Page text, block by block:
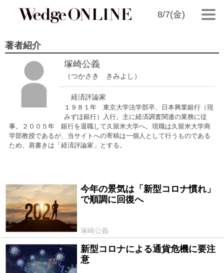
8/7(金)
著者紹介
塚崎公義
（つかさき きみよし）
経済評論家
１９８１年 東京大学法学部卒、日本興業銀行（現
みずほ銀行）入行。主に経済調査関連の業務に従
事。２００５年 銀行を退職して久留米大学へ。現職は久留米大学商
学部教授であるが、 当サイトへの寄稿は一個人として行うものである
ため、肩書きは「 経済評論家」とする。
2021/01/02
今年の景気は「新型コロナ慣れ」
で順調に回復へ
塚崎公義
2020/05/11
新型コロナによる通貨危機に要注
意